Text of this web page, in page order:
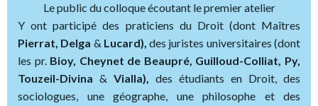
Le public du colloque écoutant le premier atelier
Y ont participé des praticiens du Droit (dont Maîtres
Pierrat, Delga & Lucard), des juristes universitaires (dont
les pr. Bioy, Cheynet de Beaupré, Guilloud-Colliat, Py,
Touzeil-Divina & Vialla), des étudiants en Droit, des
sociologues, une géographe, une philosophe et des